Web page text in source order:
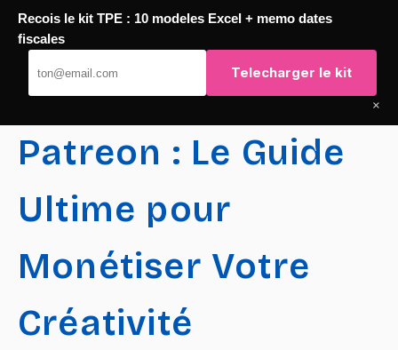
Passer
au
contenu
TaqTaq
Patreon : Le Guide
Ultime pour
Monétiser Votre
Créativité
Recois le kit TPE : 10 modeles Excel + memo dates
fiscales
Telecharger le kit
×